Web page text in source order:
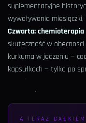
suplementacyjne
wywoływania
Czwarta: chemioterapia
skuteczność w
kurkuma w jedzeniu —
kapsułkach — tylko po
A TERAZ